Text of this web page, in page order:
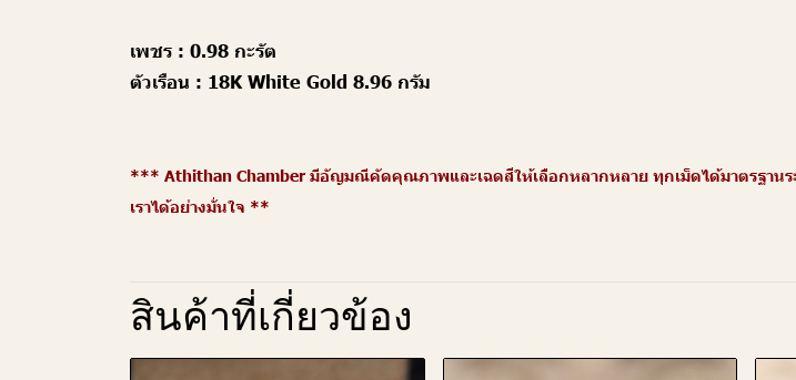
เพชร : 0.98 กะรัต
ตัวเรือน : 18K White Gold 8.96 กรัม
*** Athithan Chamber มีอัญมณีคัดคุณภาพและเฉดสีให้เลือกหลากหลาย ทุกเม็ดได้มาตรฐาน
เราได้อย่างมั่นใจ **
สินค้าที่เกี่ยวข้อง